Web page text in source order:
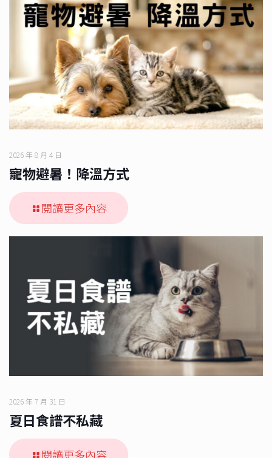
2026 年 8 月 4 日
寵物避暑！降溫方式
閱讀更多內容
2026 年 7 月 31 日
夏日食譜不私藏
閱讀更多內容